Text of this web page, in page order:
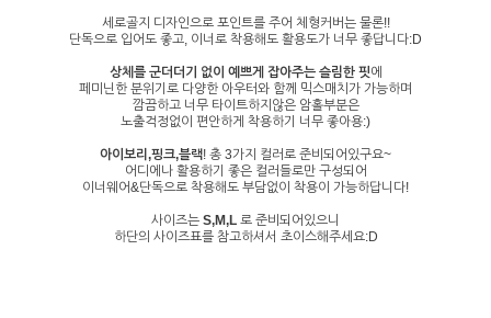
세로골지 디자인으로 포인트를 주어 체형커버는 물론!!
단독으로 입어도 좋고, 이너로 착용해도 활용도가 너무 좋답니다:D
상체를 군더더기 없이 예쁘게 잡아주는 슬림한 핏에
페미닌한 분위기로 다양한 아우터와 함께 믹스매치가 가능하며
깜끔하고 너무 타이트하지않은 암홀부분은
노출걱정없이 편안하게 착용하기 너무 좋아용:)
아이보리,핑크,블랙! 총 3가지 컬러로 준비되어있구요~
어디에나 활용하기 좋은 컬러들로만 구성되어
이너웨어&단독으로 착용해도 부담없이 착용이 가능하답니다!
사이즈는 S,M,L 로 준비되어있으니
하단의 사이즈표를 참고하셔서 초이스해주세요:D